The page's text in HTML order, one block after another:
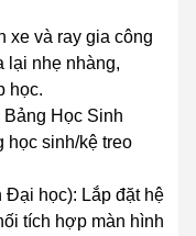
xe và ray gia công
lại nhẹ nhàng,
học.
Học Sinh
học sinh/kệ treo
Đại học): Lắp đặt hệ
tích hợp màn hình